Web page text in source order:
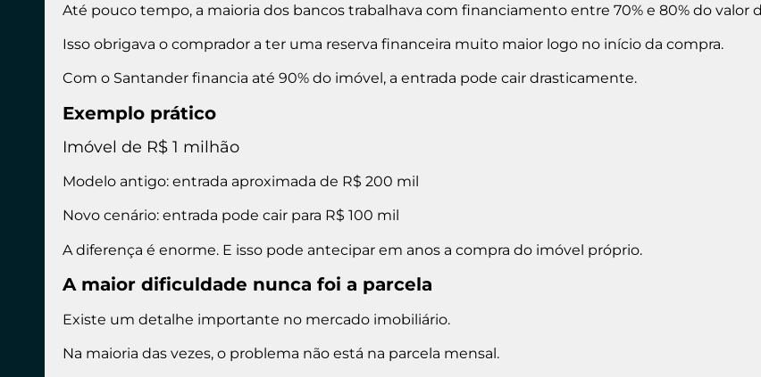
Até pouco tempo, a maioria dos bancos trabalhava com financiamento entre 70% e 80% do valor
Isso obrigava o comprador a ter uma reserva financeira muito maior logo no início da compra.
Com o Santander financia até 90% do imóvel, a entrada pode cair drasticamente.
Exemplo prático
Imóvel de R$ 1 milhão
Modelo antigo: entrada aproximada de R$ 200 mil
Novo cenário: entrada pode cair para R$ 100 mil
A diferença é enorme. E isso pode antecipar em anos a compra do imóvel próprio.
A maior dificuldade nunca foi a parcela
Existe um detalhe importante no mercado imobiliário.
Na maioria das vezes, o problema não está na parcela mensal.